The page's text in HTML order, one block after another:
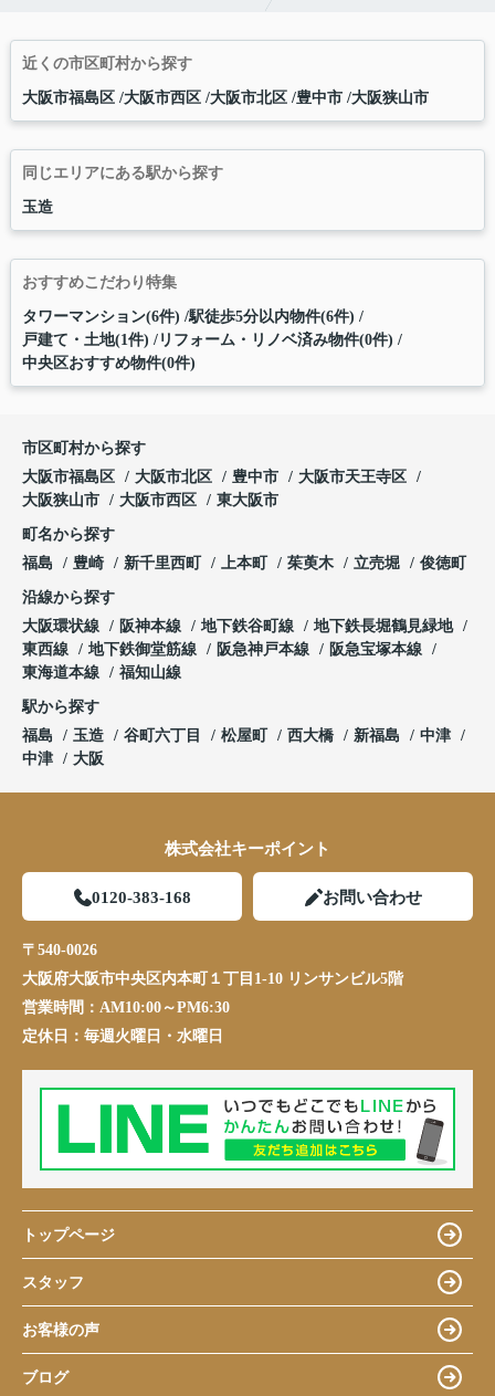
近くの市区町村から探す
大阪市福島区 大阪市西区 大阪市北区 豊中市 大阪狭山市
同じエリアにある駅から探す
玉造
おすすめこだわり特集
タワーマンション(6件) 駅徒歩5分以内物件(6件)
戸建て・土地(1件) リフォーム・リノベ済み物件(0件)
中央区おすすめ物件(0件)
市区町村から探す
大阪市福島区
大阪市北区 豊中市
大阪市天王寺区
大阪狭山市
大阪市西区 東大阪市
町名から探す
福島
豊崎 新千里西町 上本町 茱萸木 立売堀 俊徳町
沿線から探す
大阪環状線
阪神本線 地下鉄谷町線
地下鉄長堀鶴見緑地
東西線
地下鉄御堂筋線 阪急神戸本線
阪急宝塚本線
東海道本線
福知山線
駅から探す
福島
玉造 谷町六丁目 松屋町 西大橋 新福島
中津
中津
大阪
株式会社キーポイント
0120-383-168 お問い合わせ
〒540-0026
大阪府大阪市中央区内本町１丁目1-10 リンサンビル5階
営業時間： AM10:00～PM6:30
定休日： 毎週火曜日・水曜日
トップページ
スタッフ
お客様の声
ブログ